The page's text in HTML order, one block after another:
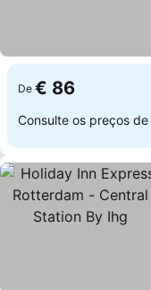
De € 86
Consulte os preços de